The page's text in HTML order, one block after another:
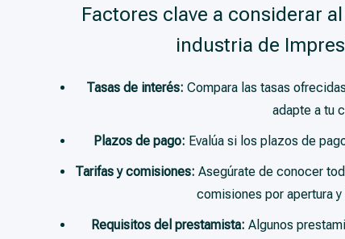
Factores clave a considerar
industria de
Tasas de interés: Compara las tasas
adapte a tu
Plazos de pago: Evalúa si los plazos de
Tarifas y comisiones: Asegúrate de conocer
comisiones por apertura
Requisitos del prestamista: Algunos